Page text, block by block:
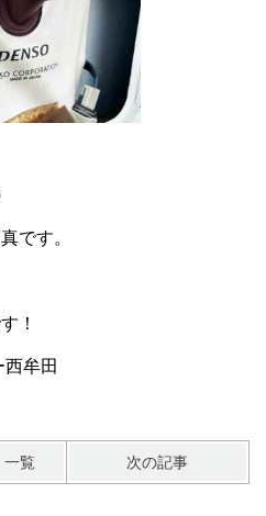
です。
！
田
一覧 次の記事